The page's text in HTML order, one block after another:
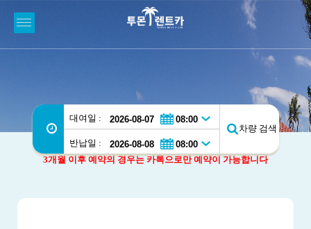
대여일 :
반납일 :
차량 검색
3개월 이후 예약의 경우는 카톡으로만 예약이 가능합니다